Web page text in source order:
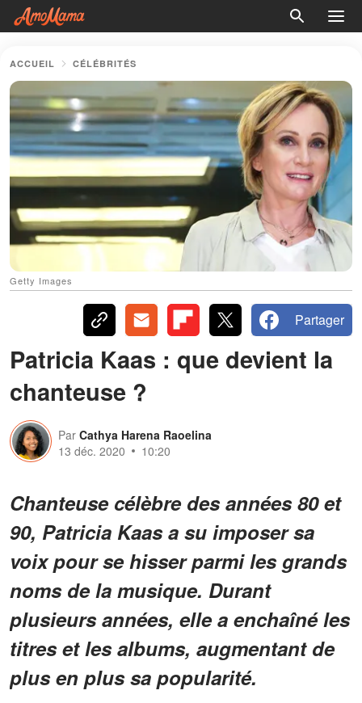
ACCUEIL CÉLÉBRITÉS
Getty Images
Partager
Patricia Kaas : que devient la
chanteuse ?
Par Cathya Harena Raoelina
13 déc. 2020
10:20
Chanteuse célèbre des années 80 et
90, Patricia Kaas a su imposer sa
voix pour se hisser parmi les grands
noms de la musique. Durant
plusieurs années, elle a enchaîné les
titres et les albums, augmentant de
plus en plus sa popularité.